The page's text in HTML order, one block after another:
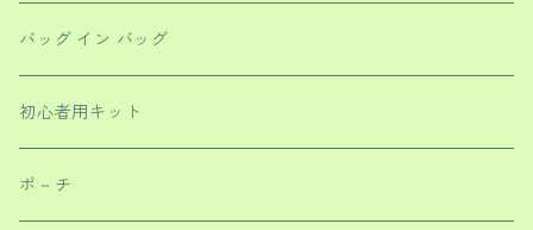
バッグ イン バッグ
初心者用キット
ポ－チ